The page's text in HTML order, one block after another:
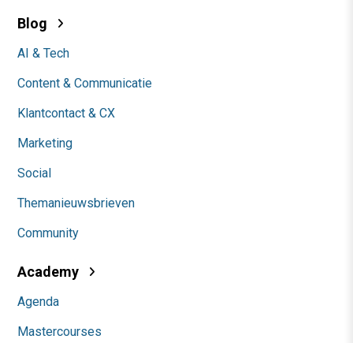
Blog
AI & Tech
Content & Communicatie
Klantcontact & CX
Marketing
Social
Themanieuwsbrieven
Community
Academy
Agenda
Mastercourses